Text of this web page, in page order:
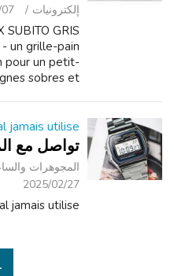
إلكترونيات
SUBITO GRIS
un grille-pain
pour un petit-
sobres et
déj...
jamais utilise
تواصل مع
المجوهرات
2025/02/27
jamais utilise